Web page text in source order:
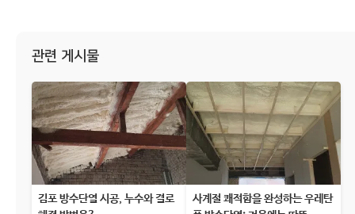
관련 게시물
김포 방수단열 시공, 누수와 결로
사계절 쾌적함을 완성하는 우레탄